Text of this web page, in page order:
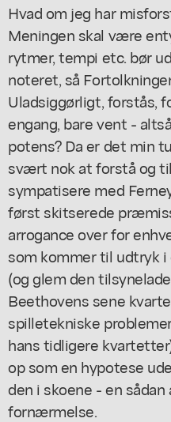
Hvad om jeg har
Meningen skal være
rytmer, tempi etc. bør
noteret, så
Uladsiggørligt, forstås,
engang, bare vent -
potens? Da er det min
svært nok at forstå og
sympatisere med
først skitserede
arrogance over for
som kommer til udtryk
(og glem den
Beethovens sene
spilletekniske
hans tidligere
op som en hypotese
den i skoene - en sådan
fornærmelse.